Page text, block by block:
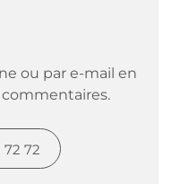
ou par e-mail en
72 72